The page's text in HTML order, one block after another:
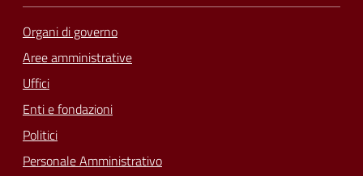
Organi di governo
Aree amministrative
Uffici
Enti e fondazioni
Politici
Personale Amministrativo